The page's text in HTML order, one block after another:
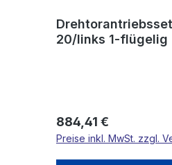
Drehtorantriebsset
20/links 1-flügelig
Regulärer Preis:
884,41 €
Preise inkl. MwSt. zzgl.